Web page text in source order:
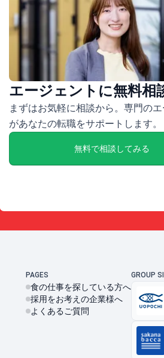
エージェントに無料相
まずはお気軽に相談から。専門のエ
があなたの転職をサポートします。
無料で相談してみる
PAGES
食の仕事を探している方へ
採用をお考えの企業様へ
よくあるご質問
GROUP